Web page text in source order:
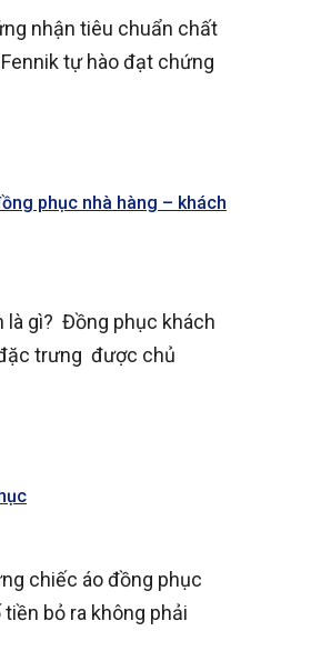
nhận tiêu chuẩn chất
tự hào đạt chứng
phục nhà hàng – khách
là gì? Đồng phục khách
trưng được chủ
chiếc áo đồng phục
bỏ ra không phải